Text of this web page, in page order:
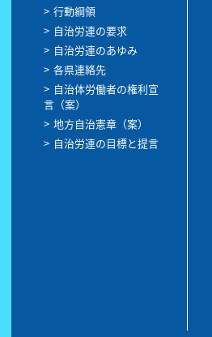
行動綱領
自治労連の要求
自治労連のあゆみ
各県連絡先
自治体労働者の権利宣
言（案）
地方自治憲章（案）
自治労連の目標と提言